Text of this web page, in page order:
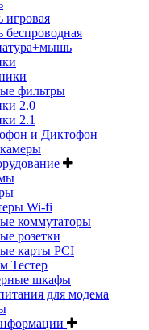
фильтры
2.0
2.1
и Диктофон
Wi-fi
коммутаторы
розетки
карты PCI
Тестер
шкафы
для модема